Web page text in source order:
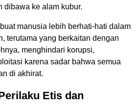
dibawa ke alam kubur.
manusia lebih berhati-hati dalam
terutama yang berkaitan dengan
menghindari korupsi,
karena sadar bahwa semua
di akhirat.
Etis dan